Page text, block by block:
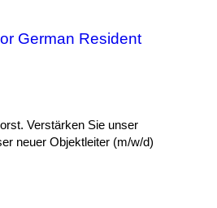
German Resident
Verstärken Sie unser
neuer Objektleiter (m/w/d)